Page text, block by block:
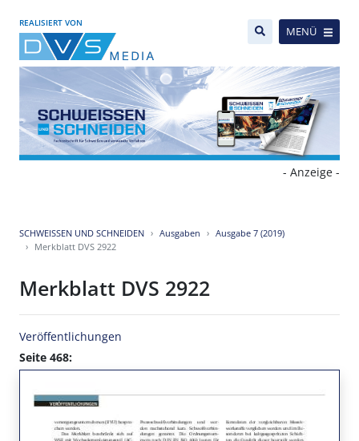
REALISIERT VON
MENÜ
- Anzeige -
SCHWEISSEN UND SCHNEIDEN Ausgaben
Ausgabe 7 (2019)
Merkblatt DVS 2922
Merkblatt DVS 2922
Veröffentlichungen
Seite 468: